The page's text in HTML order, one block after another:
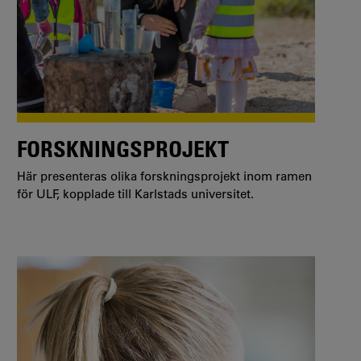
FORSKNINGSPROJEKT
Här presenteras olika forskningsprojekt inom ramen
för ULF, kopplade till Karlstads universitet.